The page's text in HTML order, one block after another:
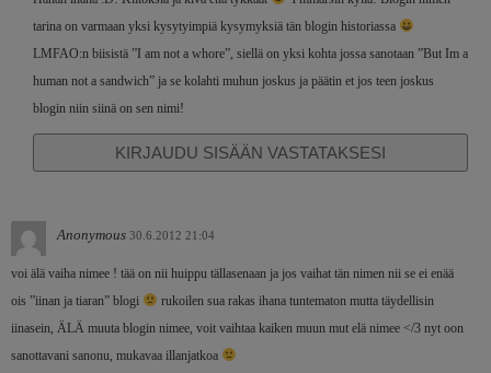
tarina on varmaan yksi kysytyimpiä kysymyksiä tän blogin historiassa
LMFAO:n biisistä ”I am not a whore”, siellä on yksi kohta jossa sanotaan ”But Im a
human not a sandwich” ja se kolahti muhun joskus ja päätin et jos teen joskus
blogin niin siinä on sen nimi!
KIRJAUDU SISÄÄN VASTATAKSESI
Anonymous 30.6.2012 21:04
voi älä vaiha nimee ! tää on nii huippu tällasenaan ja jos vaihat tän nimen nii se ei enää
ois ”iinan ja tiaran” blogi
rukoilen sua rakas ihana tuntematon mutta täydellisin
iinasein, ÄLÄ muuta blogin nimee, voit vaihtaa kaiken muun mut elä nimee </3 nyt oon
sanottavani sanonu, mukavaa illanjatkoa